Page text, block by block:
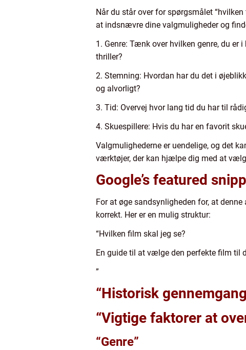
Når du står over for spørgsmålet
at indsnævre dine valgmuligheder og
1. Genre: Tænk over hvilken genre, du
thriller?
2. Stemning: Hvordan har du det i
og alvorligt?
3. Tid: Overvej hvor lang tid du har til
4. Skuespillere: Hvis du har en favorit
Valgmulighederne er uendelige, og det
værktøjer, der kan hjælpe dig med at
Google’s featured
For at øge sandsynligheden for, at
korrekt. Her er en mulig struktur:
“Hvilken film skal jeg se?
En guide til at vælge den perfekte film til
”
“Historisk
“Vigtige faktorer at
“Genre”